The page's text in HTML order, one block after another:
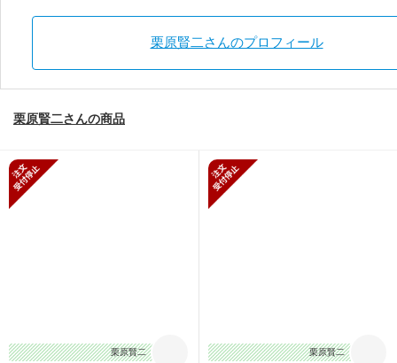
栗原賢二さんのプロフィール
栗原賢二さんの商品
栗原賢二
栗原賢二